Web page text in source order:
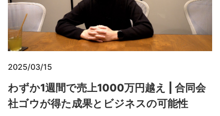
2025/03/15
わずか1週間で売上1000万円越え | 合同会
社ゴウが得た成果とビジネスの可能性